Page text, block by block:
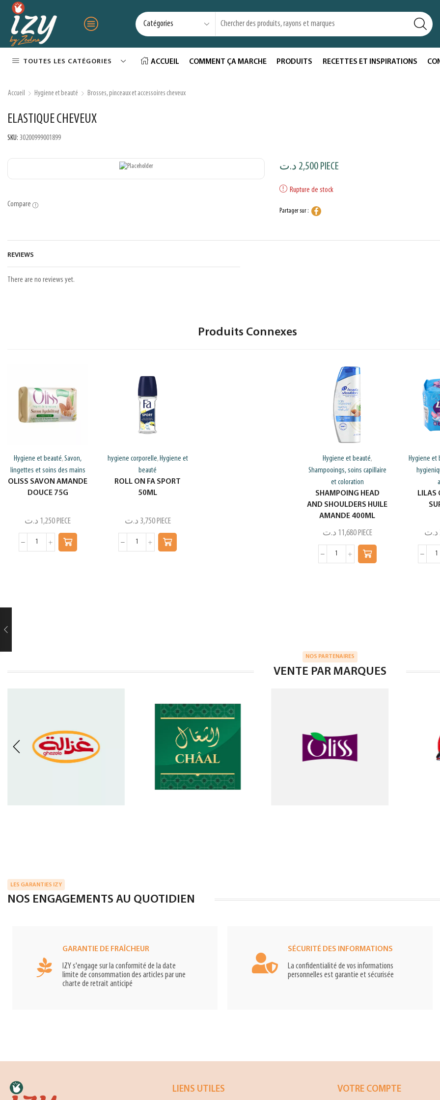
TOUTES LES CATÉGORIES ACCUEIL COMMENT ÇA MARCHE PRODUITS RECETTES ET INSPIRATIONS
Accueil Hygiene et beauté Brosses, pinceaux et accessoires cheveux
ELASTIQUE CHEVEUX
SKU: 30200999001899
Compare
2,500 د.ت PIECE
Rupture de stock
Partager sur :
REVIEWS
There are no reviews yet.
Produits Connexes
Hygiene et beauté,Savon,
lingettes et soins des mains
OLISS SAVON AMANDE
DOUCE 75G
1,250 د.ت PIECE
hygiene corporelle, Hygiene et
beauté
ROLL ON FA SPORT
50ML
3,750 د.ت PIECE
Hygiene et beauté,
Shampooings, soins capillaire
et coloration
SHAMPOING HEAD
AND SHOULDERS HUILE
AMANDE 400ML
11,680 د.ت PIECE
Hygiene et
LILAS
د.ت
NOS PARTENAIRES
VENTE PAR MARQUES
LES GARANTIES IZY
NOS ENGAGEMENTS AU QUOTIDIEN
GARANTIE DE FRAÎCHEUR
IZY s'engage sur la conformité de la date
limite de consommation des articles par une
charte de retrait anticipé
SÉCURITÉ DES INFORMATIONS
La confidentialité de vos informations
personnelles est garantie et sécurisée
LIENS UTILES VOTRE COMPTE